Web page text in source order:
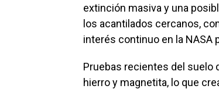
extinción masiva y una
los acantilados cercanos,
interés continuo en la NASA
Pruebas recientes del suelo
hierro y magnetita, lo que